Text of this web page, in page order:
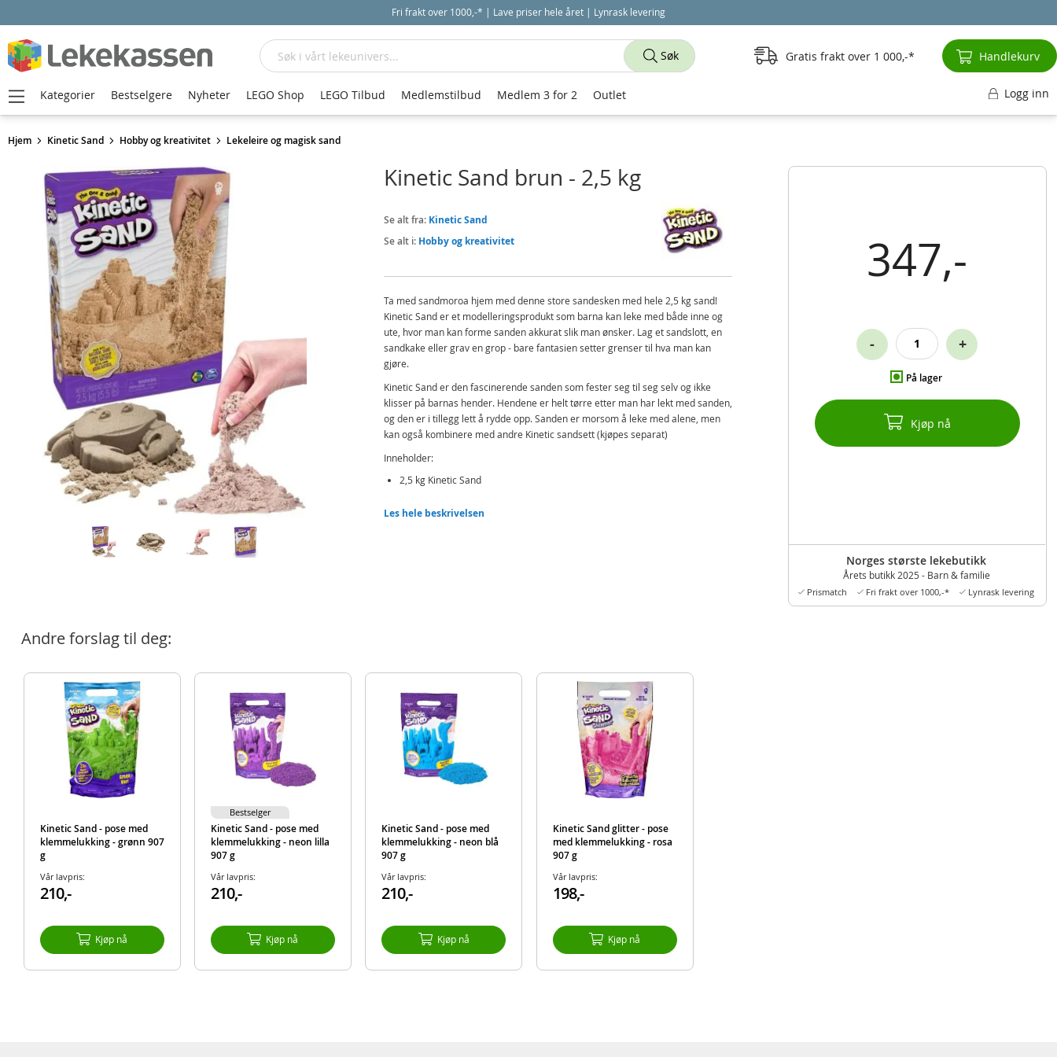
Fri frakt over 1000,-* | Lave priser hele året | Lynrask levering
Hjem Kinetic Sand Hobby og kreativitet Lekeleire og magisk sand
347,-
På lager
- +
Kjøp nå
Norges største lekebutikk
Årets butikk 2025 - Barn & familie
Prismatch Fri frakt over 1000,-* Lynrask levering
Kinetic Sand brun - 2,5 kg
Se alt fra: Kinetic Sand
Se alt i: Hobby og kreativitet
Ta med sandmoroa hjem med denne store sandesken med hele 2,5 kg sand!
Kinetic Sand er et modelleringsprodukt som barna kan leke med både inne og
ute, hvor man kan forme sanden akkurat slik man ønsker. Lag et sandslott, en
sandkake eller grav en grop - bare fantasien setter grenser til hva man kan
gjøre.
Kinetic Sand er den fascinerende sanden som fester seg til seg selv og ikke
klisser på barnas hender. Hendene er helt tørre etter man har lekt med sanden,
og den er i tillegg lett å rydde opp. Sanden er morsom å leke med alene, men
kan også kombinere med andre Kinetic sandsett (kjøpes separat)
Inneholder:
2,5 kg Kinetic Sand
Detaljer:
EAN 778988368893
Merke Kinetic Sand
Les hele beskrivelsen
Andre forslag til deg:
Kinetic Sand - pose med
klemmelukking - grønn 907
g
Vår lavpris:
210,-
Kjøp nå
Kinetic Sand - pose med
klemmelukking - neon lilla
907 g
Vår lavpris:
210,-
Kjøp nå
Bestselger
Kinetic Sand - pose med
klemmelukking - neon blå
907 g
Vår lavpris:
210,-
Kjøp nå
Kinetic Sand glitter - pose
med klemmelukking - rosa
907 g
Vår lavpris:
198,-
Kjøp nå
Søk
Søk Gratis frakt over 1 000,- Handlekurv
Kategorier Bestselgere Nyheter LEGO Shop LEGO Tilbud Medlemstilbud Medlem 3 for 2 Outlet Logg inn